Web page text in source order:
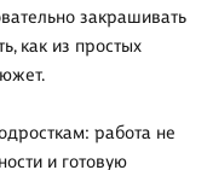
закрашивать
как из простых
работа не
и готовую